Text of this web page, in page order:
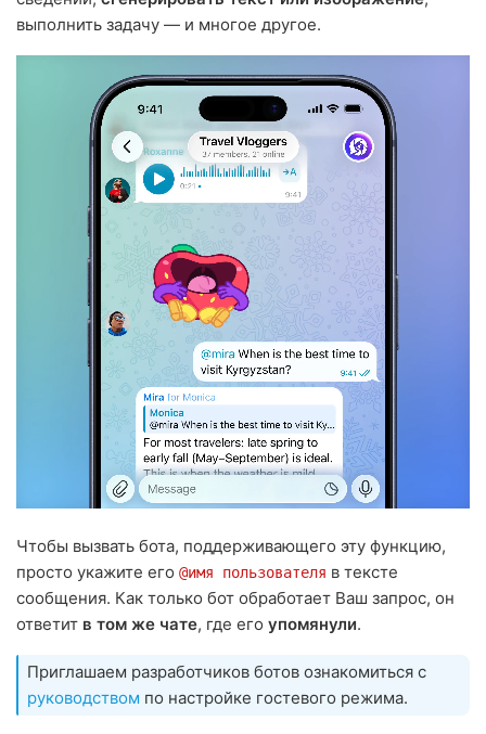
выполнить задачу — и многое другое.
Чтобы вызвать бота, поддерживающего эту функцию,
просто укажите его @имя пользователя в тексте
сообщения. Как только бот обработает Ваш запрос, он
ответит в том же чате, где его упомянули.
Приглашаем разработчиков ботов ознакомиться с
руководством по настройке гостевого режима.